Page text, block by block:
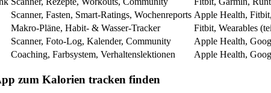
Scanner, Fasten, Smart-Ratings, Wochenreports Apple Health,
Makro-Pläne, Habit- & Wasser-Tracker Fitbit, Wearables
Scanner, Foto-Log, Kalender, Community Apple Health,
Coaching, Farbsystem, Verhaltenslektionen Apple Health,
zum Kalorien tracken finden